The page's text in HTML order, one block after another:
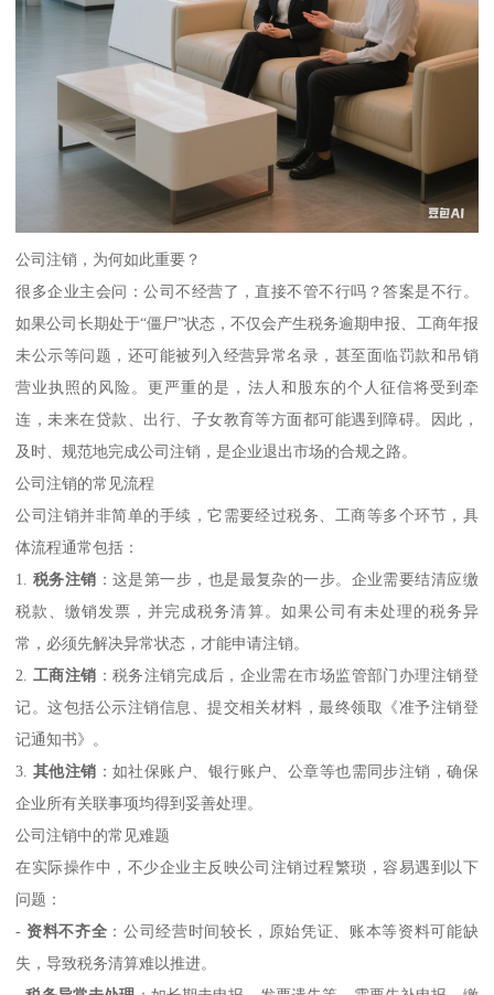
公司注销，为何如此重要？
很多企业主会问：公司不经营了，直接不管不行吗？答案是不行。
如果公司长期处于“僵尸”状态，不仅会产生税务逾期申报、工商年报
未公示等问题，还可能被列入经营异常名录，甚至面临罚款和吊销
营业执照的风险。更严重的是，法人和股东的个人征信将受到牵
连，未来在贷款、出行、子女教育等方面都可能遇到障碍。因此，
及时、规范地完成公司注销，是企业退出市场的合规之路。
公司注销的常见流程
公司注销并非简单的手续，它需要经过税务、工商等多个环节，具
体流程通常包括：
1. 税务注销 ：这是第一步，也是最复杂的一步。企业需要结清应缴
税款、缴销发票，并完成税务清算。如果公司有未处理的税务异
常，必须先解决异常状态，才能申请注销。
2. 工商注销 ：税务注销完成后，企业需在市场监管部门办理注销登
记。这包括公示注销信息、提交相关材料，最终领取《准予注销登
记通知书》。
3. 其他注销 ：如社保账户、银行账户、公章等也需同步注销，确保
企业所有关联事项均得到妥善处理。
公司注销中的常见难题
在实际操作中，不少企业主反映公司注销过程繁琐，容易遇到以下
问题：
- 资料不齐全 ：公司经营时间较长，原始凭证、账本等资料可能缺
失，导致税务清算难以推进。